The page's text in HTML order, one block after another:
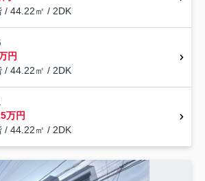
/ 44.22㎡ / 2DK
円
/ 44.22㎡ / 2DK
万円
/ 44.22㎡ / 2DK